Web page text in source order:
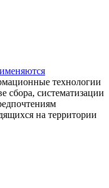
технологии
сбора, систематизации
на территории